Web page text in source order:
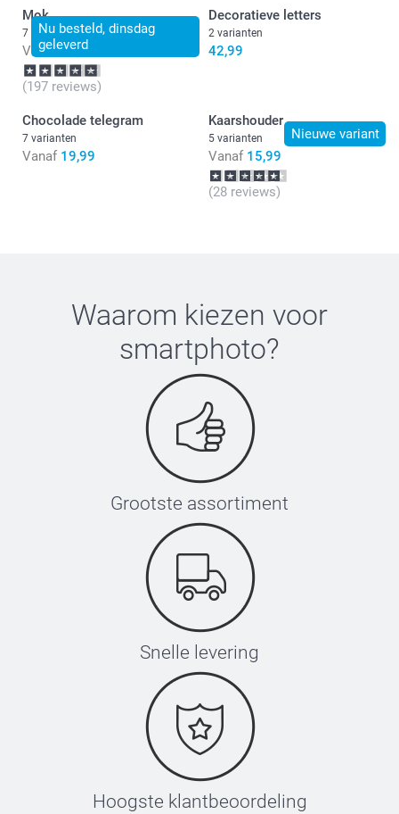
Nu besteld, dinsdag
geleverd
Mok
7 varianten
Vanaf 11,99
(197 reviews)
Decoratieve letters
2 varianten
42,99
Chocolade telegram
7 varianten
Vanaf 19,99
Nieuwe variant
Kaarshouder
5 varianten
Vanaf 15,99
(28 reviews)
Waarom kiezen voor
smartphoto?
Grootste assortiment
Snelle levering
Hoogste klantbeoordeling